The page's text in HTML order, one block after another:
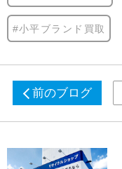
#小平ブランド買取
前のブログ